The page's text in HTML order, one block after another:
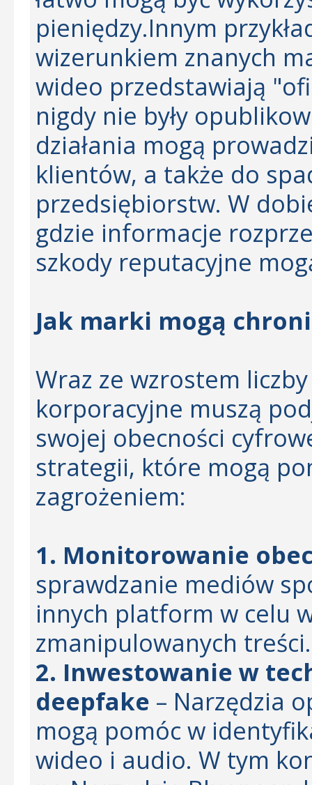
pieniędzy.Innym
wizerunkiem znanych
wideo przedstawiają
nigdy nie były
działania mogą
klientów, a także do
przedsiębiorstw. W
gdzie informacje
szkody reputacyjne
Jak marki mogą
Wraz ze wzrostem
korporacyjne muszą
swojej obecności
strategii, które mogą
zagrożeniem:
1. Monitorowanie
sprawdzanie mediów
innych platform w celu
zmanipulowanych treści.
2. Inwestowanie w
deepfake – Narzędzia
mogą pomóc w
wideo i audio. W tym